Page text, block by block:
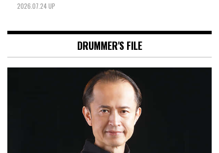
2026.07.24 UP
DRUMMER'S FILE